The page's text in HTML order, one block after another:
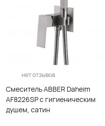
нет отзывов
Смеситель ABBER Daheim
AF8226SP с гигиеническим
душем, сатин